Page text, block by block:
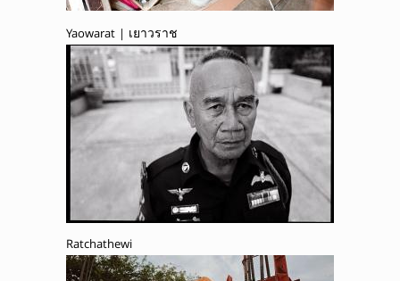
Yaowarat | เยาวราช
Ratchathewi